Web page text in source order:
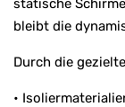
bleibt die
Durch die
•